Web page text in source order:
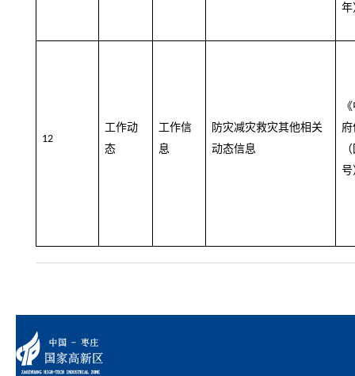
年
12
工作动
态
工作信
息
防灾减灾救灾其他相关
动态信息
号